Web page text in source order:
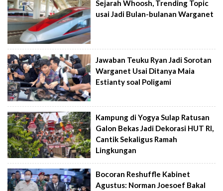
Sejarah Whoosh, Trending Topic
usai Jadi Bulan-bulanan Warganet
Jawaban Teuku Ryan Jadi Sorotan
Warganet Usai Ditanya Maia
Estianty soal Poligami
Kampung di Yogya Sulap Ratusan
Galon Bekas Jadi Dekorasi HUT RI,
Cantik Sekaligus Ramah
Lingkungan
Bocoran Reshuffle Kabinet
Agustus: Norman Joesoef Bakal